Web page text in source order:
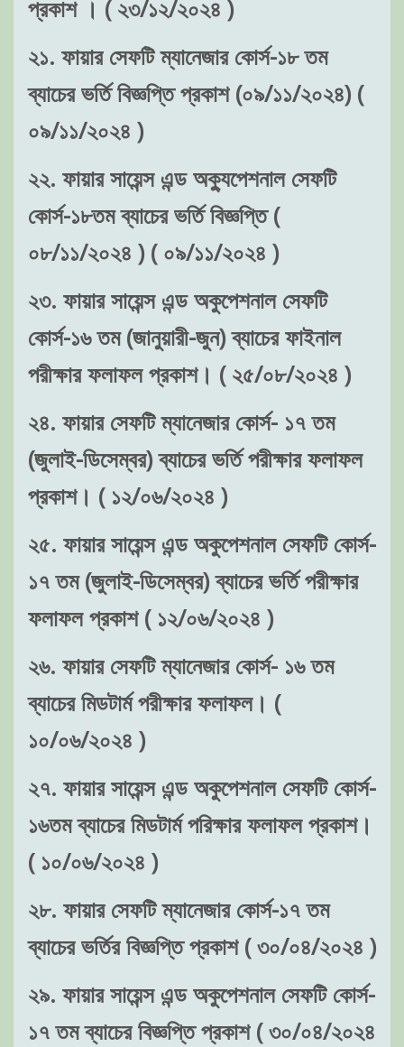
প্রকাশ । ( ২৩/১২/২০২৪ )
২১. ফায়ার সেফটি ম্যানেজার কোর্স-১৮ তম
ব্যাচের ভর্তি বিজ্ঞপ্তি প্রকাশ (০৯/১১/২০২৪) (
০৯/১১/২০২৪ )
২২. ফায়ার সায়েন্স এন্ড অক্যুপেশনাল সেফটি
কোর্স-১৮তম ব্যাচের ভর্তি বিজ্ঞপ্তি (
০৮/১১/২০২৪ ) ( ০৯/১১/২০২৪ )
২৩. ফায়ার সায়েন্স এন্ড অকুপেশনাল সেফটি
কোর্স-১৬ তম (জানুয়ারী-জুন) ব্যাচের ফাইনাল
পরীক্ষার ফলাফল প্রকাশ। ( ২৫/০৮/২০২৪ )
২৪. ফায়ার সেফটি ম্যানেজার কোর্স- ১৭ তম
(জুলাই-ডিসেম্বর) ব্যাচের ভর্তি পরীক্ষার ফলাফল
প্রকাশ। ( ১২/০৬/২০২৪ )
২৫. ফায়ার সায়েন্স এন্ড অকুপেশনাল সেফটি কোর্স-
১৭ তম (জুলাই-ডিসেম্বর) ব্যাচের ভর্তি পরীক্ষার
ফলাফল প্রকাশ ( ১২/০৬/২০২৪ )
২৬. ফায়ার সেফটি ম্যানেজার কোর্স- ১৬ তম
ব্যাচের মিডটার্ম পরীক্ষার ফলাফল। (
১০/০৬/২০২৪ )
২৭. ফায়ার সায়েন্স এন্ড অকুপেশনাল সেফটি কোর্স-
১৬তম ব্যাচের মিডটার্ম পরিক্ষার ফলাফল প্রকাশ।
( ১০/০৬/২০২৪ )
২৮. ফায়ার সেফটি ম্যানেজার কোর্স-১৭ তম
ব্যাচের ভর্তির বিজ্ঞপ্তি প্রকাশ ( ৩০/০৪/২০২৪ )
২৯. ফায়ার সায়েন্স এন্ড অকুপেশনাল সেফটি কোর্স-
১৭ তম ব্যাচের বিজ্ঞপ্তি প্রকাশ ( ৩০/০৪/২০২৪